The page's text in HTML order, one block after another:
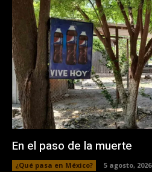
En el paso de la muerte
¿Qué pasa en México? 5 agosto, 2026